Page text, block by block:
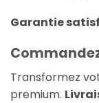
Garantie
Transformez
premium.